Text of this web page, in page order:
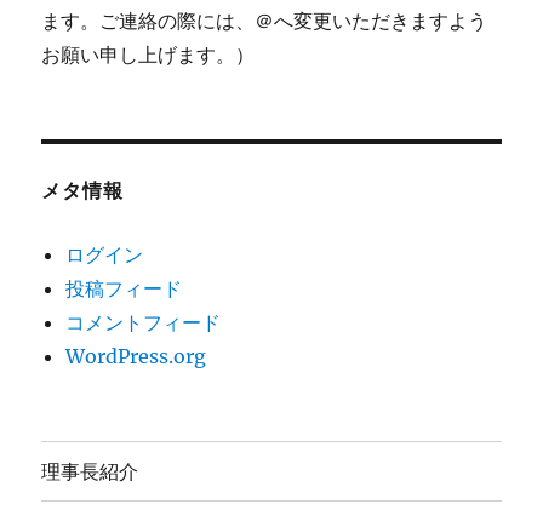
ます。ご連絡の際には、＠へ変更いただきますよう
お願い申し上げます。）
メタ情報
ログイン
投稿フィード
コメントフィード
WordPress.org
理事長紹介